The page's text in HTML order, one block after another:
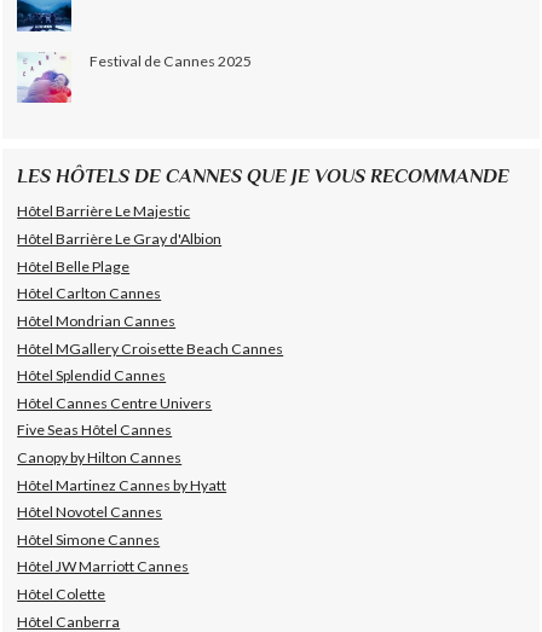
Festival de Cannes 2025
LES HÔTELS DE CANNES QUE JE VOUS RECOMMANDE
Hôtel Barrière Le Majestic
Hôtel Barrière Le Gray d'Albion
Hôtel Belle Plage
Hôtel Carlton Cannes
Hôtel Mondrian Cannes
Hôtel MGallery Croisette Beach Cannes
Hôtel Splendid Cannes
Hôtel Cannes Centre Univers
Five Seas Hôtel Cannes
Canopy by Hilton Cannes
Hôtel Martinez Cannes by Hyatt
Hôtel Novotel Cannes
Hôtel Simone Cannes
Hôtel JW Marriott Cannes
Hôtel Colette
Hôtel Canberra